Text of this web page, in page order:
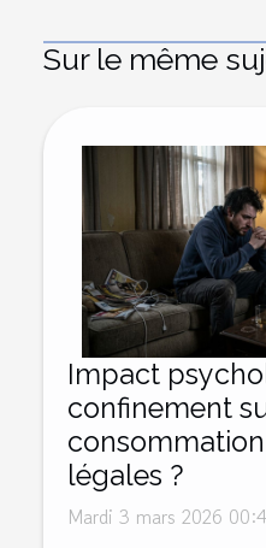
Sur le même
Impact
confinement
légales ?
Mardi 3 mars 2026